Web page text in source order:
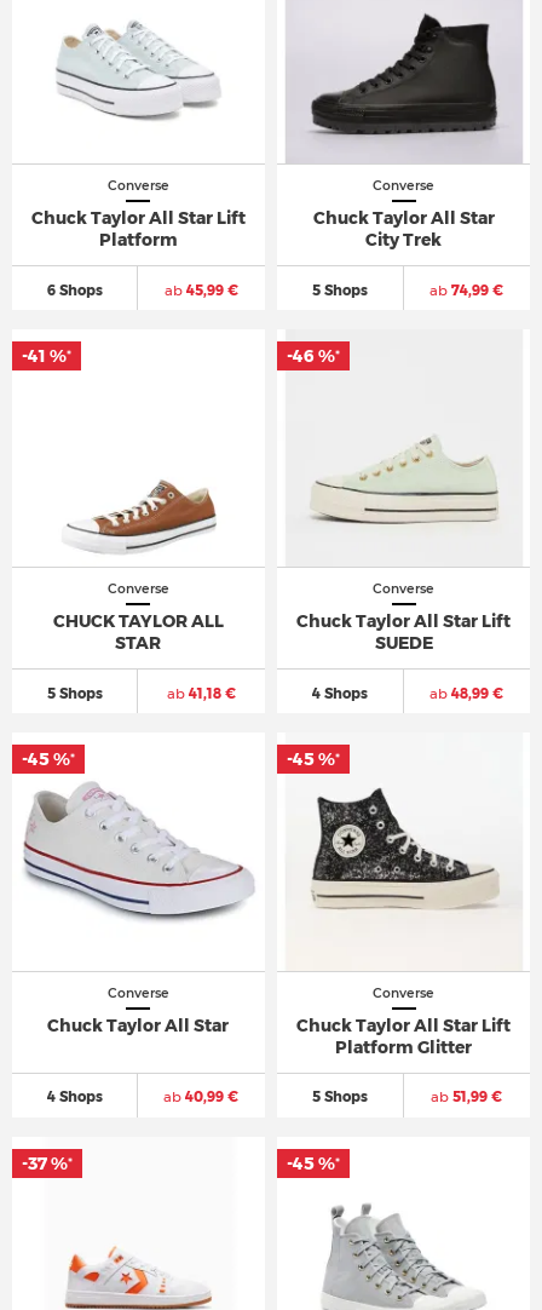
Converse
Chuck Taylor All Star Lift
Platform
6 Shops ab45,99 €
Converse
Chuck Taylor All Star
City Trek
5 Shops ab 74,99 €
Converse
CHUCK TAYLOR ALL
STAR
5 Shops ab41,18 €
-41 %*
Converse
Chuck Taylor All Star Lift
SUEDE
4 Shops ab 48,99 €
-46 %*
Converse
Chuck Taylor All Star
4 Shops ab 40,99 €
-45 %*
Converse
Chuck Taylor All Star Lift
Platform Glitter
5 Shops ab 51,99 €
-45 %*
-37 %* -45 %*